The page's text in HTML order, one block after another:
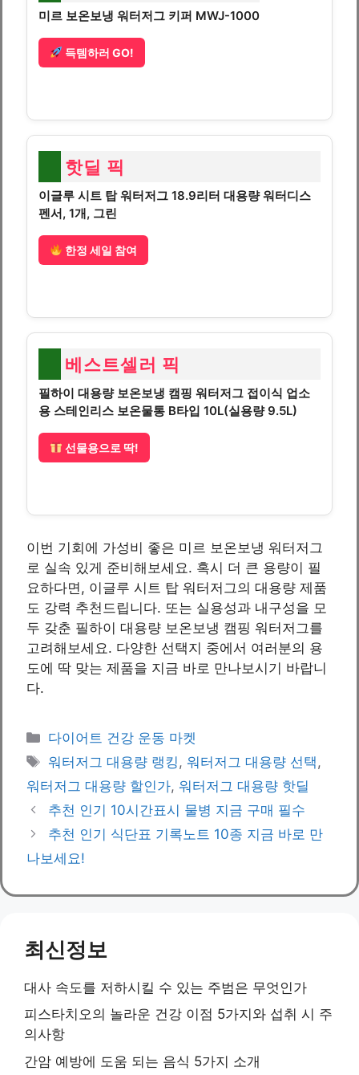
미르 보온보냉 워터저그 키퍼 MWJ-1000
득템하러 GO!
핫딜 픽
이글루 시트 탑 워터저그 18.9리터 대용량 워터디스
펜서, 1개, 그린
한정 세일 참여
베스트셀러 픽
필하이 대용량 보온보냉 캠핑 워터저그 접이식 업소
용 스테인리스 보온물통 B타입 10L(실용량 9.5L)
선물용으로 딱!
이번 기회에 가성비 좋은 미르 보온보냉 워터저그
로 실속 있게 준비해보세요. 혹시 더 큰 용량이 필
요하다면, 이글루 시트 탑 워터저그의 대용량 제품
도 강력 추천드립니다. 또는 실용성과 내구성을 모
두 갖춘 필하이 대용량 보온보냉 캠핑 워터저그를
고려해보세요. 다양한 선택지 중에서 여러분의 용
도에 딱 맞는 제품을 지금 바로 만나보시기 바랍니
다.
Categories
다이어트 건강 운동 마켓
Tags
워터저그 대용량 랭킹 , 워터저그 대용량 선택 ,
워터저그 대용량 할인가, 워터저그 대용량 핫딜
추천 인기 10시간표시 물병 지금 구매 필수
추천 인기 식단표 기록노트 10종 지금 바로 만
나보세요!
최신정보
대사 속도를 저하시킬 수 있는 주범은 무엇인가
피스타치오의 놀라운 건강 이점 5가지와 섭취 시 주
의사항
간암 예방에 도움 되는 음식 5가지 소개